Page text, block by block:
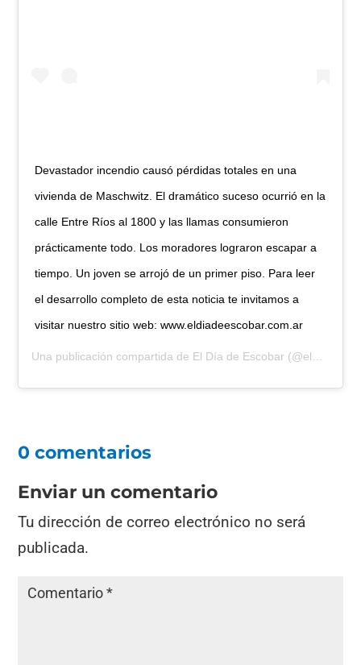
Devastador incendio causó pérdidas totales en una
vivienda de Maschwitz. El dramático suceso ocurrió en la
calle Entre Ríos al 1800 y las llamas consumieron
prácticamente todo. Los moradores lograron escapar a
tiempo. Un joven se arrojó de un primer piso. Para leer
el desarrollo completo de esta noticia te invitamos a
visitar nuestro sitio web: www.eldiadeescobar.com.ar
Una publicación compartida de El Día de Escobar (@eldiadeescobar) el
0 comentarios
Enviar un comentario
Tu dirección de correo electrónico no será
publicada.